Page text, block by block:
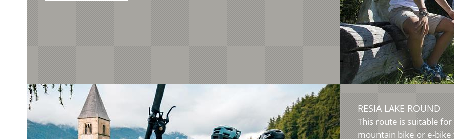
RESIA LAKE ROUND
This route is suitable
mountain bike or e-